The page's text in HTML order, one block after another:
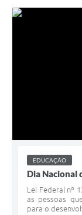
EDUCAÇÃO
Dia Nacional
Lei Federal nº
as pessoas
para o